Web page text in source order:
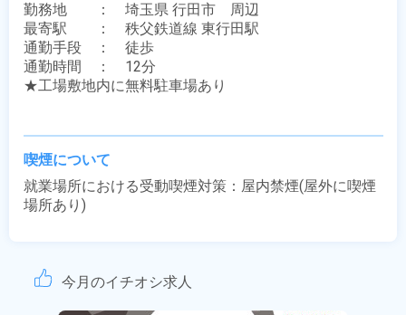
勤務地　　：　埼玉県 行田市　周辺
最寄駅　　：　秩父鉄道線 東行田駅
通勤手段　：　徒歩
通勤時間　：　12分
★工場敷地内に無料駐車場あり
喫煙について
就業場所における受動喫煙対策：屋内禁煙(屋外に喫煙
場所あり)
今月のイチオシ求人